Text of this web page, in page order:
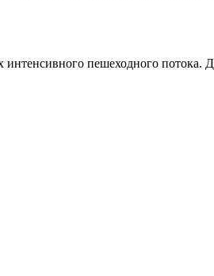
пешеходного потока.